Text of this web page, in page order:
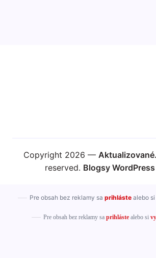
Copyright 2026 —
reserved. Blogsy
Pre obsah bez reklamy sa prihláste alebo si